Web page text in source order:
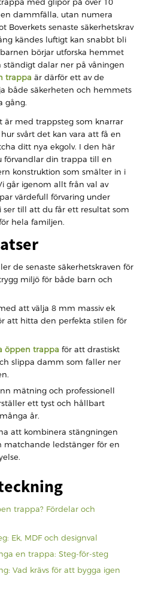
med glipor på över 10
dammfälla, utan numera
Boverkets senaste säkerhetskrav
kändes luftigt kan snabbt bli
börjar utforska hemmet
dalar ner på våningen
trappa är därför ett av de
både säkerheten och hemmets
gång.
är med trappsteg som knarrar
svårt det kan vara att få en
ditt nya ekgolv. I den här
förvandlar din trappa till en
konstruktion som smälter in i
går igenom allt från val av
värdefull förvaring under
ser till att du får ett resultat som
hela familjen.
de senaste säkerhetskraven för
miljö för både barn och
att välja 8 mm massiv ek
att hitta den perfekta stilen för
öppen trappa för att drastiskt
slippa damm som faller ner
mätning och professionell
ett tyst och hållbart
år.
att kombinera stängningen
matchande ledstänger för en
trappa? Fördelar och
Ek, MDF och designval
en trappa: Steg-för-steg
Vad krävs för att bygga igen